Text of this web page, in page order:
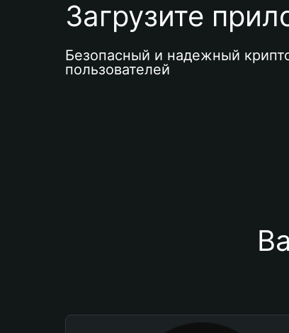
Загрузите
Безопасный и надежный
пользователей